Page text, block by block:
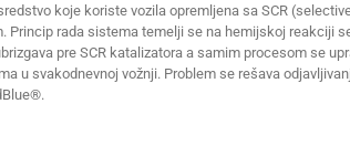
koje koriste vozila opremljena sa SCR
Princip rada sistema temelji se na hemijskoj reakciji
pre SCR katalizatora a samim procesom se
u svakodnevnoj vožnji. Problem se rešava